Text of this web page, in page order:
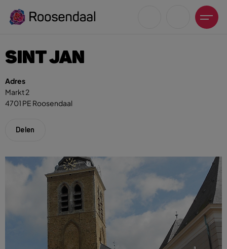
Zoeksuggesties
UITagenda
Fietsen
Winkeltijden en koopzondagen
SINT JAN
Adres
Markt 2
4701 PE Roosendaal
Delen